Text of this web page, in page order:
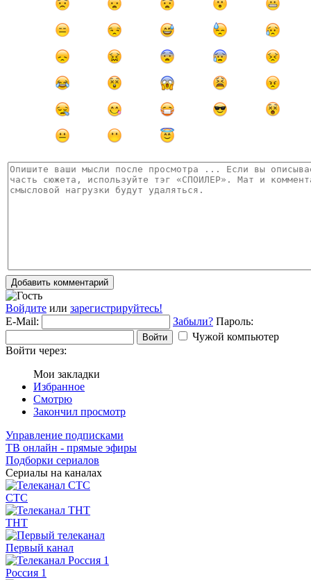
Добавить комментарий
Войдите или зарегистрируйтесь!
E-Mail:
Забыли? Пароль:
Войти
Чужой компьютер
Войти через:
Мои закладки
Избранное
Смотрю
Закончил просмотр
Управление подписками
ТВ онлайн - прямые эфиры
Подборки сериалов
Сериалы на каналах
СТС
ТНТ
Первый канал
Россия 1